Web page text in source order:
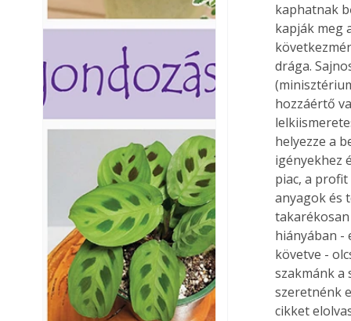
kaphatnak
kapják meg
drága.
hozzáértő
helyezze a
igényekhez
piac, a
anyagok és
hiányában -
követve -
szakmánk a
szeretnénk
cikket